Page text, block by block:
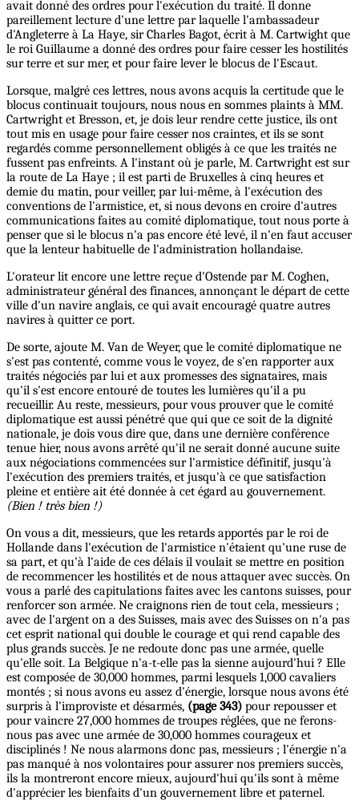
avait donné des ordres pour l'exécution du traité. Il donne
pareillement lecture d'une lettre par laquelle l'ambassadeur
d'Angleterre à La Haye, sir Charles Bagot, écrit à M. Cartwight que
le roi Guillaume a donné des ordres pour faire cesser les hostilités
sur terre et sur mer, et pour faire lever le blocus de l'Escaut.
Lorsque, malgré ces lettres, nous avons acquis la certitude que le
blocus continuait toujours, nous nous en sommes plaints à MM.
Cartwright et Bresson, et, je dois leur rendre cette justice, ils ont
tout mis en usage pour faire cesser nos craintes, et ils se sont
regardés comme personnellement obligés à ce que les traités ne
fussent pas enfreints. A l'instant où je parle, M. Cartwright est sur
la route de La Haye ; il est parti de Bruxelles à cinq heures et
demie du matin, pour veiller, par lui-même, à l'exécution des
conventions de l'armistice, et, si nous devons en croire d'autres
communications faites au comité diplomatique, tout nous porte à
penser que si le blocus n'a pas encore été levé, il n'en faut accuser
que la lenteur habituelle de l'administration hollandaise.
L'orateur lit encore une lettre reçue d'Ostende par M. Coghen,
administrateur général des finances, annonçant le départ de cette
ville d'un navire anglais, ce qui avait encouragé quatre autres
navires à quitter ce port.
De sorte, ajoute M. Van de Weyer, que le comité diplomatique ne
s'est pas contenté, comme vous le voyez, de s'en rapporter aux
traités négociés par lui et aux promesses des signataires, mais
qu'il s'est encore entouré de toutes les lumières qu'il a pu
recueillir. Au reste, messieurs, pour vous prouver que le comité
diplomatique est aussi pénétré que qui que ce soit de la dignité
nationale, je dois vous dire que, dans une dernière conférence
tenue hier, nous avons arrêté qu'il ne serait donné aucune suite
aux négociations commencées sur l'armistice définitif, jusqu'à
l'exécution des premiers traités, et jusqu'à ce que satisfaction
pleine et entière ait été donnée à cet égard au gouvernement.
(Bien ! très bien !)
On vous a dit, messieurs, que les retards apportés par le roi de
Hollande dans l'exécution de l'armistice n'étaient qu'une ruse de
sa part, et qu'à l'aide de ces délais il voulait se mettre en position
de recommencer les hostilités et de nous attaquer avec succès. On
vous a parlé des capitulations faites avec les cantons suisses, pour
renforcer son armée. Ne craignons rien de tout cela, messieurs ;
avec de l'argent on a des Suisses, mais avec des Suisses on n'a pas
cet esprit national qui double le courage et qui rend capable des
plus grands succès. Je ne redoute donc pas une armée, quelle
qu'elle soit. La Belgique n'a-t-elle pas la sienne aujourd'hui ? Elle
est composée de 30,000 hommes, parmi lesquels 1,000 cavaliers
montés ; si nous avons eu assez d'énergie, lorsque nous avons été
surpris à l'improviste et désarmés, (page 343) pour repousser et
pour vaincre 27,000 hommes de troupes réglées, que ne ferons-
nous pas avec une armée de 30,000 hommes courageux et
disciplinés ! Ne nous alarmons donc pas, messieurs ; l'énergie n'a
pas manqué à nos volontaires pour assurer nos premiers succès,
ils la montreront encore mieux, aujourd'hui qu'ils sont à même
d'apprécier les bienfaits d'un gouvernement libre et paternel.